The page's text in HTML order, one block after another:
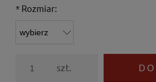
* Rozmiar:
szt.